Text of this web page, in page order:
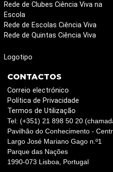
Rede de Clubes Ciência Viva na
Escola
Rede de Escolas Ciência Viva
Rede de Quintas Ciência Viva
Logotipo
CONTACTOS
Correio electrónico
Política de Privacidade
Termos de Utilização
Tel: (+351) 21 898 50 20
Pavilhão do Conhecimento -
Largo José Mariano Gago n.º1
Parque das Nações
1990-073 Lisboa, Portugal